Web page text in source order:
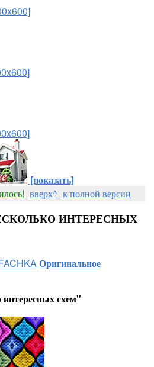
[показать]
вверх^ к полной версии
ИНТЕРЕСНЫХ
Оригинальное
схем"